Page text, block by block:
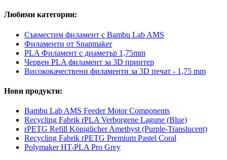
Любими категории:
Съвместим филамент с Bambu Lab AMS
Филаменти от Snapmaker
PLA Филамент с диаметър 1,75mm
Червен PLA филамент за 3D принтер
Висококачествени филаменти за 3D печат - 1,75 mm
Нови продукти:
Bambu Lab AMS Feeder Motor Components
Recycling Fabrik rPLA Verborgene Lagune (Blue)
rPETG Refill Königlicher Amethyst (Purple-Translucent)
Recycling Fabrik rPETG Premium Pastel Coral
Polymaker HT-PLA Pro Grey